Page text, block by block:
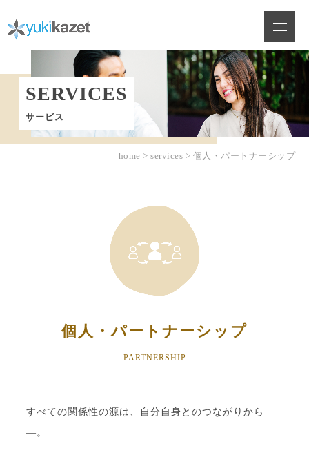
content
SERVICES
サービス
home > services > 個人・パートナーシップ
個人・パートナーシップ
PARTNERSHIP
すべての関係性の源は、自分自身とのつながりから
—。